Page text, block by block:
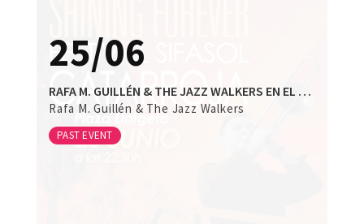
25/06
RAFA M. GUILLÉN & THE JAZZ WALKERS EN EL FESTIVAL SIFASOL DE CATARROJA
Rafa M. Guillén & The Jazz Walkers
PAST EVENT